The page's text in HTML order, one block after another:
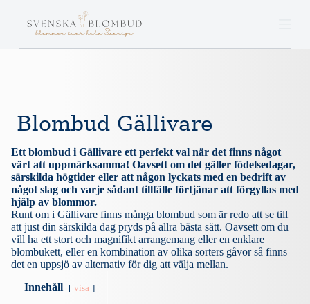
p
n
t
Blombud Gällivare
Ett blombud i Gällivare ett perfekt val när det finns något
värt att uppmärksamma! Oavsett om det gäller födelsedagar,
särskilda högtider eller att någon lyckats med en bedrift av
något slag och varje sådant tillfälle förtjänar att förgyllas med
hjälp av blommor.
Runt om i Gällivare finns många blombud som är redo att se till
att just din särskilda dag pryds på allra bästa sätt. Oavsett om du
vill ha ett stort och magnifikt arrangemang eller en enklare
blombukett, eller en kombination av olika sorters gåvor så finns
det en uppsjö av alternativ för dig att välja mellan.
Innehåll
visa